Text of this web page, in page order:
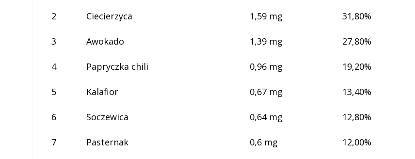
2 Ciecierzyca 1,59 mg 31,80%
3 Awokado 1,39 mg 27,80%
4 Papryczka chili 0,96 mg 19,20%
5 Kalafior 0,67 mg 13,40%
6 Soczewica 0,64 mg 12,80%
7 Pasternak 0,6 mg 12,00%